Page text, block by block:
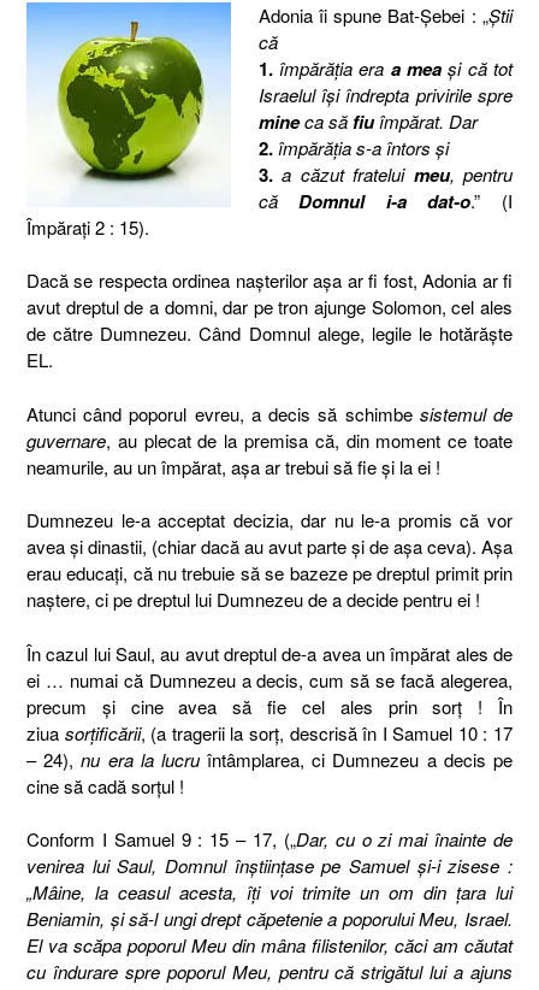
Adonia îi spune Bat-Şebei : „Ştii
că
1.împărăţia era a meaşi că tot
Israelul îşi îndrepta privirile spre
mineca săfiuîmpărat. Dar
2.împărăţia s-a întors şi
3.a căzut fratelui meu, pentru
căDomnul i-a dat-o.” (I
Împăraţi 2 : 15).
Dacă se respecta ordinea naşterilor aşa ar fi fost, Adonia ar fi
avut dreptul de a domni, dar pe tron ajunge Solomon, cel ales
de către Dumnezeu. Când Domnul alege, legile le hotărăşte
EL.
Atunci când poporul evreu, a decis să schimbesistemul de
guvernare, au plecat de la premisa că, din moment ce toate
neamurile, au un împărat, aşa ar trebui să fie şi la ei !
Dumnezeu le-a acceptat decizia, dar nu le-a promis că vor
avea şi dinastii, (chiar dacă au avut parte şi de aşa ceva). Aşa
erau educaţi, că nu trebuie să se bazeze pe dreptul primit prin
naştere, ci pe dreptul lui Dumnezeu de a decide pentru ei !
În cazul lui Saul, au avut dreptul de-a avea un împărat ales de
ei … numai că Dumnezeu a decis, cum să se facă alegerea,
precum şi cine avea să fie cel ales prin sorţ ! În
ziua sorţificării, (a tragerii la sorţ, descrisă în I Samuel 10 : 17
– 24),nu era la lucruîntâmplarea, ci Dumnezeu a decis pe
cine să cadă sorţul !
Conform I Samuel 9 : 15 – 17, („Dar, cu o zi mai înainte de
venirea lui Saul, Domnul înştiinţase pe Samuel şi-i zisese :
„Mâine, la ceasul acesta, îţi voi trimite un om din ţara lui
Beniamin, şi să-l ungi drept căpetenie a poporului Meu, Israel.
El va scăpa poporul Meu din mâna filistenilor, căci am căutat
cu îndurare spre poporul Meu, pentru că strigătul lui a ajuns